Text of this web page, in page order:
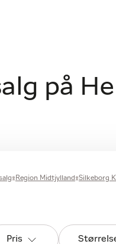
på
Region Midtjylland Silkeborg
Pris